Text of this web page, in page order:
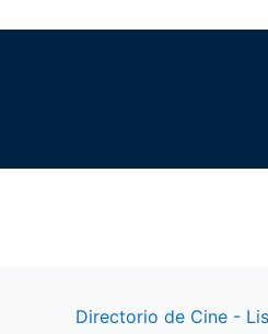
Directorio de Cine -